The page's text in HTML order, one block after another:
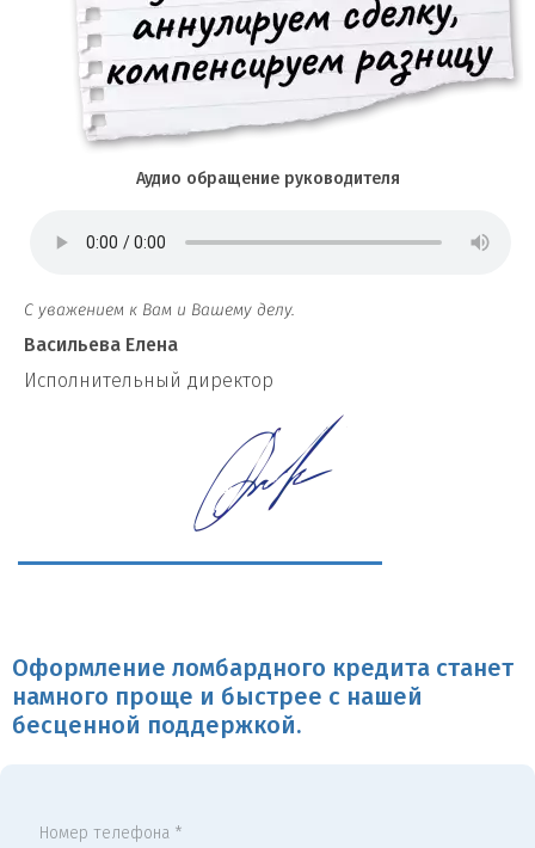
Аудио обращение руководителя
С уважением к Вам и Вашему делу.
Васильева Елена
И сполнительный директор
Оформление ломбардного кредита станет
намного проще и быстрее с нашей
бесценной поддержкой.
Номер телефона *